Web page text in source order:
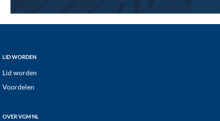
Footer
LID WORDEN
Lid worden
Voordelen
OVER VGM NL